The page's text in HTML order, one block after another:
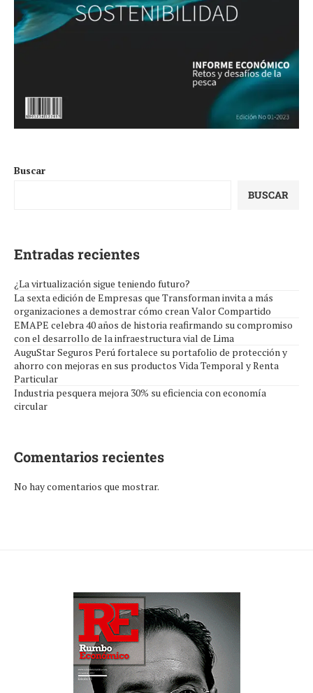
Buscar
BUSCAR
Entradas recientes
¿La virtualización sigue teniendo futuro?
La sexta edición de Empresas que Transforman invita a más
organizaciones a demostrar cómo crean Valor Compartido
EMAPE celebra 40 años de historia reafirmando su compromiso
con el desarrollo de la infraestructura vial de Lima
AuguStar Seguros Perú fortalece su portafolio de protección y
ahorro con mejoras en sus productos Vida Temporal y Renta
Particular
Industria pesquera mejora 30% su eficiencia con economía
circular
Comentarios recientes
No hay comentarios que mostrar.